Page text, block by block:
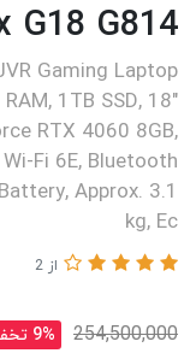
G18 G814
Gaming Laptop
1TB SSD, 18"
RTX 4060 8GB,
Fi 6E, Bluetooth
Approx. 3.1
kg, Ec
از 2
254,500,000 9% تخفیف